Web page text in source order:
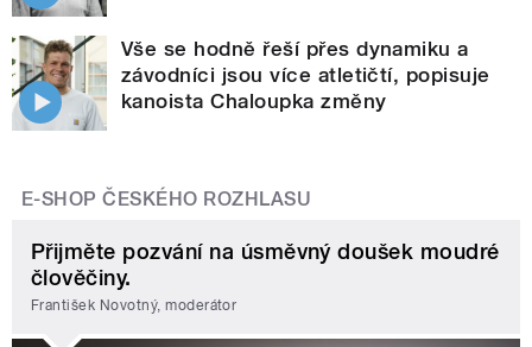
Vše se hodně řeší přes dynamiku a
závodníci jsou více atletičtí, popisuje
kanoista Chaloupka změny
E-SHOP ČESKÉHO ROZHLASU
Přijměte pozvání na úsměvný doušek moudré
člověčiny.
František Novotný, moderátor